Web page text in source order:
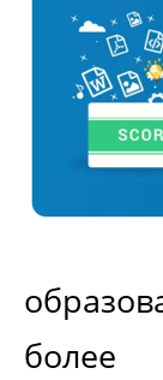
более